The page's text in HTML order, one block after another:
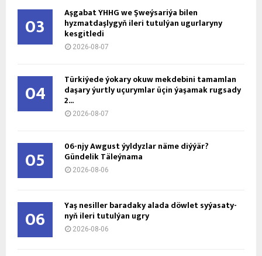
03 Aşgabat ÝHHG we Şweýsariýa bilen
hyzmatdaşlygyň ileri tutulýan ugurlaryny
kesgitledi
2026-08-07
04 Türkiýede ýokary okuw mekdebini tamamlan
daşary ýurtly uçurymlar üçin ýaşamak rugsady
2...
2026-08-07
05 06-njy Awgust ýyldyzlar näme diýýär?
Gündelik Täleýnama
2026-08-06
06 Ýaş ne­sil­ler ba­ra­da­ky ala­da döw­let sy­ýa­sa­ty­
nyň ile­ri tu­tul­ýan ug­ry
2026-08-06